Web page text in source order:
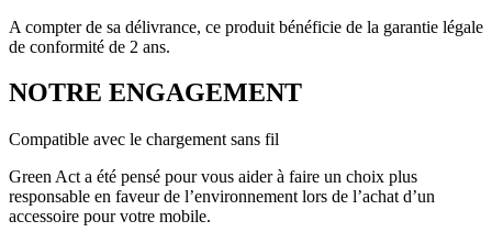
A compter de sa délivrance, ce produit bénéficie de la garantie légale
de conformité de 2 ans.
NOTRE ENGAGEMENT
Compatible avec le chargement sans fil
Green Act a été pensé pour vous aider à faire un choix plus
responsable en faveur de l’environnement lors de l’achat d’un
accessoire pour votre mobile.